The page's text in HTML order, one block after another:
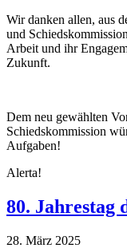
Wir danken allen, aus
und
Arbeit und ihr
Zukunft.
Dem neu gewählten
Schiedskommission
Aufgaben!
Alerta!
80. Jahrestag
28. März 2025